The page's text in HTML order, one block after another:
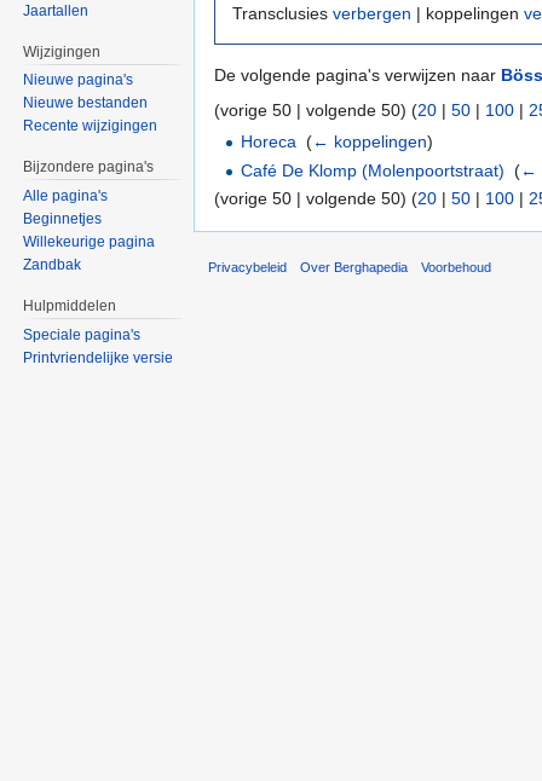
Transclusies verbergen | koppelingen
De volgende pagina's verwijzen naar
(vorige 50 | volgende 50) (20 | 50 | 100 |
Horeca ‎(← koppelingen)
Café De Klomp (Molenpoortstraat) ‎(←
(vorige 50 | volgende 50) (20 | 50 | 100 |
Jaartallen
Wijzigingen
Nieuwe pagina's
Nieuwe bestanden
Recente wijzigingen
Bijzondere pagina's
Alle pagina's
Beginnetjes
Willekeurige pagina
Zandbak
Hulpmiddelen
Speciale pagina's
Printvriendelijke versie
Privacybeleid Over Berghapedia Voorbehoud